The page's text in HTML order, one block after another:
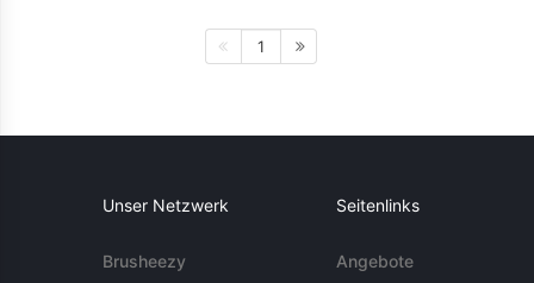
1
Unser Netzwerk
Brusheezy
Seitenlinks
Angebote